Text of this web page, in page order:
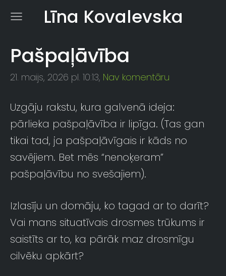
Līna Kovalevska
Pašpaļāvība
21. maijs, 2026 pl. 10:13, Nav komentāru
Uzgāju rakstu, kura galvenā ideja:
pārlieka pašpaļāvība ir lipīga. (Tas gan
tikai tad, ja pašpaļāvīgais ir kāds no
savējiem. Bet mēs “nenoķeram”
pašpaļāvību no svešajiem).
Izlasīju un domāju, ko tagad ar to darīt?
Vai mans situatīvais drosmes trūkums ir
saistīts ar to, ka pārāk maz drosmīgu
cilvēku apkārt?